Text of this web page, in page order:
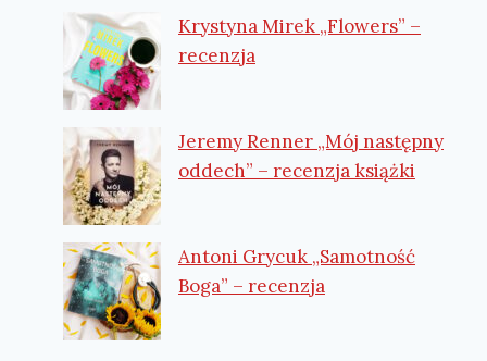
Krystyna Mirek „Flowers” –
recenzja
Jeremy Renner „Mój następny
oddech” – recenzja książki
Antoni Grycuk „Samotność
Boga” – recenzja